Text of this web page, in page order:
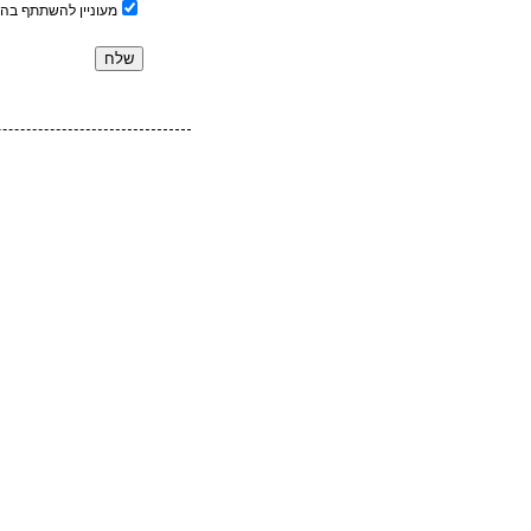
מעוניין להשתתף